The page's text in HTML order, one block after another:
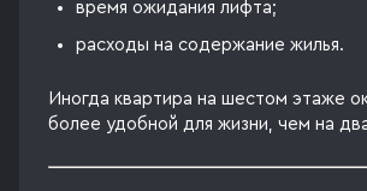
время ожидания лифта;
расходы на содержание жилья.
Иногда квартира на шестом этаже
более удобной для жизни, чем на